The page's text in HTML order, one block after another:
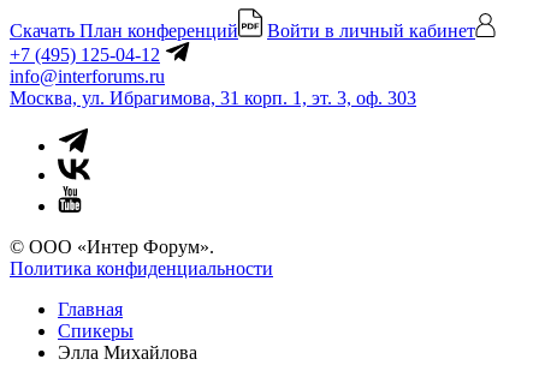
Скачать План конференций
Войти в личный кабинет
+7 (495) 125-04-12
info@interforums.ru
Москва, ул. Ибрагимова, 31 корп. 1, эт. 3, оф. 303
© ООО «Интер Форум».
Политика конфиденциальности
Главная
Спикеры
Элла Михайлова